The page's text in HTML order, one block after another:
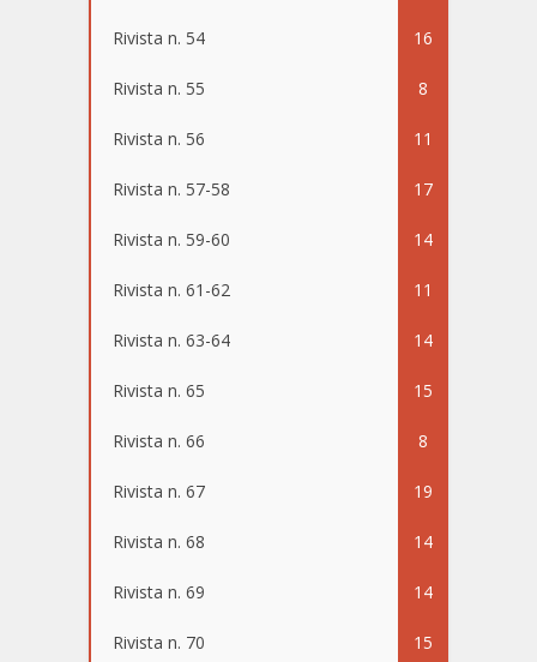
Rivista n. 54 16
Rivista n. 55 8
Rivista n. 56 11
Rivista n. 57-58 17
Rivista n. 59-60 14
Rivista n. 61-62 11
Rivista n. 63-64 14
Rivista n. 65 15
Rivista n. 66 8
Rivista n. 67 19
Rivista n. 68 14
Rivista n. 69 14
Rivista n. 70 15